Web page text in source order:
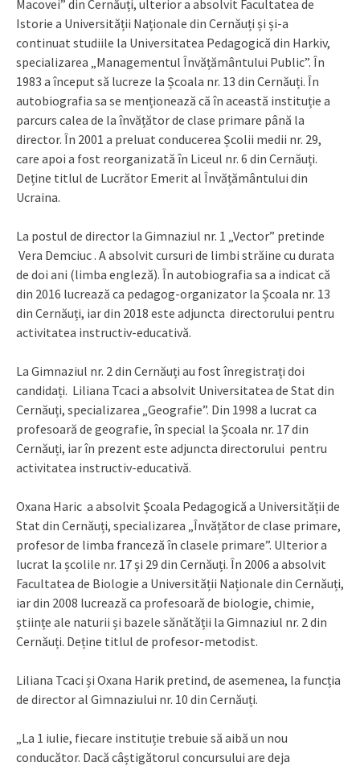
Macovei” din Cernăuți, ulterior a absolvit Facultatea de
Istorie a Universității Naționale din Cernăuți și și-a
continuat studiile la Universitatea Pedagogică din Harkiv,
specializarea „Managementul Învățământului Public”. În
1983 a început să lucreze la Școala nr. 13 din Cernăuți. În
autobiografia sa se menționează că în această instituție a
parcurs calea de la învățător de clase primare până la
director. În 2001 a preluat conducerea Școlii medii nr. 29,
care apoi a fost reorganizată în Liceul nr. 6 din Cernăuți.
Deține titlul de Lucrător Emerit al Învățământului din
Ucraina.
La postul de director la Gimnaziul nr. 1 „Vector” pretinde
Vera Demciuc . A absolvit cursuri de limbi străine cu durata
de doi ani (limba engleză). În autobiografia sa a indicat că
din 2016 lucrează ca pedagog-organizator la Școala nr. 13
din Cernăuți, iar din 2018 este adjuncta directorului pentru
activitatea instructiv-educativă.
La Gimnaziul nr. 2 din Cernăuți au fost înregistrați doi
candidați. Liliana Tcaci a absolvit Universitatea de Stat din
Cernăuți, specializarea „Geografie”. Din 1998 a lucrat ca
profesoară de geografie, în special la Școala nr. 17 din
Cernăuți, iar în prezent este adjuncta directorului pentru
activitatea instructiv-educativă.
Oxana Haric a absolvit Școala Pedagogică a Universității de
Stat din Cernăuți, specializarea „Învățător de clase primare,
profesor de limba franceză în clasele primare”. Ulterior a
lucrat la școlile nr. 17 și 29 din Cernăuți. În 2006 a absolvit
Facultatea de Biologie a Universității Naționale din Cernăuți,
iar din 2008 lucrează ca profesoară de biologie, chimie,
științe ale naturii și bazele sănătății la Gimnaziul nr. 2 din
Cernăuți. Deține titlul de profesor-metodist.
Liliana Tcaci și Oxana Harik pretind, de asemenea, la funcția
de director al Gimnaziului nr. 10 din Cernăuți.
„La 1 iulie, fiecare instituție trebuie să aibă un nou
conducător. Dacă câștigătorul concursului are deja